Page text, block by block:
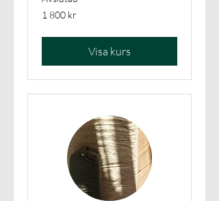
1 800
svenska
1 800 kr
Visa kurs